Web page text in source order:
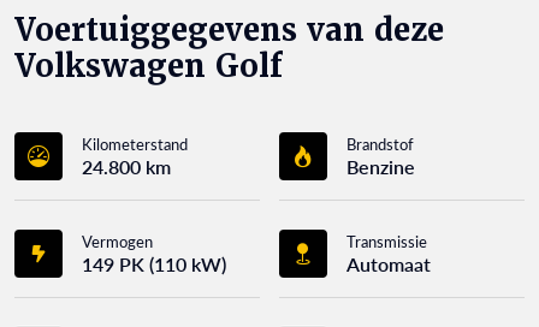
Voertuiggegevens van deze
Volkswagen Golf
Kilometerstand
24.800 km
Brandstof
Benzine
Vermogen
149 PK (110 kW)
Transmissie
Automaat